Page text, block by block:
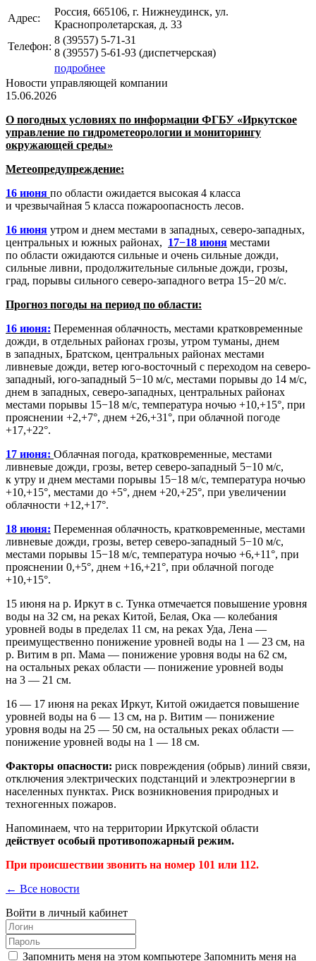
Адрес:
Россия, 665106, г. Нижнеудинск, ул.
Краснопролетарская, д. 33
Телефон:
8 (39557) 5-71-31
8 (39557) 5-61-93 (диспетчерская)
подробнее
Новости управляющей компании
15.06.2026
О погодных условиях по информации ФГБУ «Иркутское
управление по гидрометеорологии и мониторингу
окружающей среды»
Метеопредупреждение:
16 июня по области ожидается высокая 4 класса
и чрезвычайная 5 класса пожароопасность лесов.
16 июня утром и днем местами в западных, северо-западных,
центральных и южных районах, 17−18 июня местами
по области ожидаются сильные и очень сильные дожди,
сильные ливни, продолжительные сильные дожди, грозы,
град, порывы сильного северо-западного ветра 15−20 м/с.
Прогноз погоды на период по области:
16 июня: Переменная облачность, местами кратковременные
дожди, в отдельных районах грозы, утром туманы, днем
в западных, Братском, центральных районах местами
ливневые дожди, ветер юго-восточный с переходом на северо-
западный, юго-западный 5−10 м/с, местами порывы до 14 м/с,
днем в западных, северо-западных, центральных районах
местами порывы 15−18 м/с, температура ночью +10,+15°, при
прояснении +2,+7°, днем +26,+31°, при облачной погоде
+17,+22°.
17 июня: Облачная погода, кратковременные, местами
ливневые дожди, грозы, ветер северо-западный 5−10 м/с,
к утру и днем местами порывы 15−18 м/с, температура ночью
+10,+15°, местами до +5°, днем +20,+25°, при увеличении
облачности +12,+17°.
18 июня: Переменная облачность, кратковременные, местами
ливневые дожди, грозы, ветер северо-западный 5−10 м/с,
местами порывы 15−18 м/с, температура ночью +6,+11°, при
прояснении 0,+5°, днем +16,+21°, при облачной погоде
+10,+15°.
15 июня на р. Иркут в с. Тунка отмечается повышение уровня
воды на 32 см, на реках Китой, Белая, Ока — колебания
уровней воды в пределах 11 см, на реках Уда, Лена —
преимущественно понижение уровней воды на 1 — 23 см, на
р. Витим в рп. Мама — понижение уровня воды на 62 см,
на остальных реках области — понижение уровней воды
на 3 — 21 см.
16 — 17 июня на реках Иркут, Китой ожидается повышение
уровней воды на 6 — 13 см, на р. Витим — понижение
уровня воды на 25 — 50 см, на остальных реках области —
понижение уровней воды на 1 — 18 см.
Факторы опасности: риск повреждения (обрыв) линий связи,
отключения электрических подстанций и электроэнергии в
населенных пунктах. Риск возникновения природных и
техногенных пожаров.
Напоминаем, что на территории Иркутской области
действует особый противопожарный режим.
При происшествии звонить на номер 101 или 112.
← Все новости
Войти в личный кабинет
Запомнить меня на этом компьютере Запомнить меня на